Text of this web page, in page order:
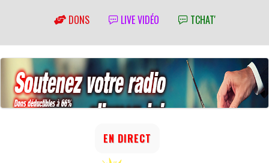
DONS LIVE VIDÉO TCHAT'
EN DIRECT